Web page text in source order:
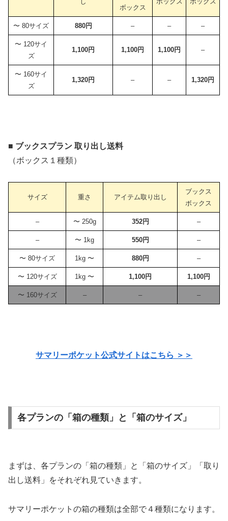
ボックス
〜 80サイズ 880円 – – –
〜 120サイ
ズ
1,100円 1,100円 1,100円 –
〜 160サイ
ズ
1,320円 – – 1,320円
■ ブックスプラン 取り出し送料
（ボックス１種類）
サイズ 重さ アイテム取り出し
ブックス
ボックス
– 〜 250g 352円 –
– 〜 1kg 550円 –
〜 80サイズ 1kg 〜 880円 –
〜 120サイズ 1kg 〜 1,100円 1,100円
〜 160サイズ – – –
サマリーポケット公式サイトはこちら ＞＞
各プランの「箱の種類」と「箱のサイズ」
まずは、各プランの「箱の種類」と「箱のサイズ」「取り
出し送料」をそれぞれ見ていきます。
サマリーポケットの箱の種類は全部で４種類になります。